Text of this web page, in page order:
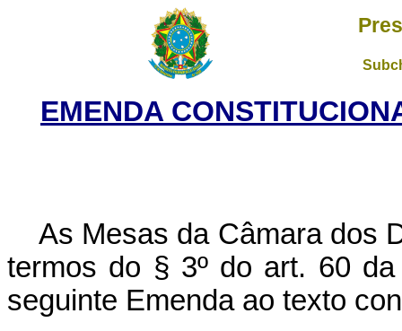
EMENDA
As Mesas da Câmara dos
termos do § 3º do art. 60
seguinte Emenda ao texto